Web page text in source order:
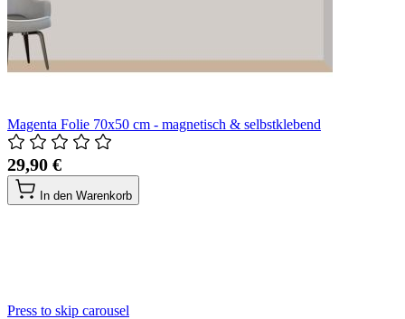
Magenta Folie 70x50 cm - magnetisch & selbstklebend
29,90 €
In den Warenkorb
Press to skip carousel